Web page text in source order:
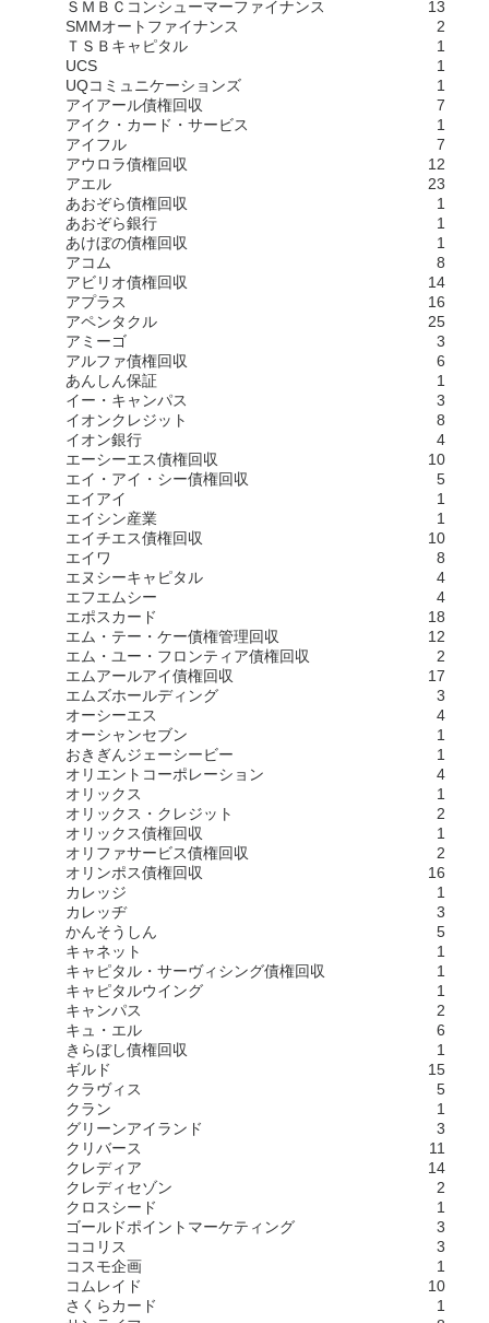
ＳＭＢＣコンシューマーファイナンス
13
SMMオートファイナンス
2
ＴＳＢキャピタル
1
UCS
1
UQコミュニケーションズ
1
アイアール債権回収
7
アイク・カード・サービス
1
アイフル
7
アウロラ債権回収
12
アエル
23
あおぞら債権回収
1
あおぞら銀行
1
あけぼの債権回収
1
アコム
8
アビリオ債権回収
14
アプラス
16
アペンタクル
25
アミーゴ
3
アルファ債権回収
6
あんしん保証
1
イー・キャンパス
3
イオンクレジット
8
イオン銀行
4
エーシーエス債権回収
10
エイ・アイ・シー債権回収
5
エイアイ
1
エイシン産業
1
エイチエス債権回収
10
エイワ
8
エヌシーキャピタル
4
エフエムシー
4
エポスカード
18
エム・テー・ケー債権管理回収
12
エム・ユー・フロンティア債権回収
2
エムアールアイ債権回収
17
エムズホールディング
3
オーシーエス
4
オーシャンセブン
1
おきぎんジェーシービー
1
オリエントコーポレーション
4
オリックス
1
オリックス・クレジット
2
オリックス債権回収
1
オリファサービス債権回収
2
オリンポス債権回収
16
カレッジ
1
カレッヂ
3
かんそうしん
5
キャネット
1
キャピタル・サーヴィシング債権回収
1
キャピタルウイング
1
キャンパス
2
キュ・エル
6
きらぼし債権回収
1
ギルド
15
クラヴィス
5
クラン
1
グリーンアイランド
3
クリバース
11
クレディア
14
クレディセゾン
2
クロスシード
1
ゴールドポイントマーケティング
3
ココリス
3
コスモ企画
1
コムレイド
10
さくらカード
1